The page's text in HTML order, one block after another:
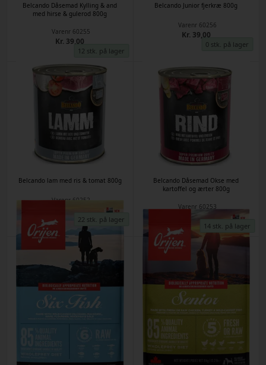
12 stk. på lager
Belcando Dåsemad Kylling & and
med hirse & gulerod 800g
Varenr 60255
Kr. 39,00 0 stk. på lager
Belcando Junior fjerkræ 800g
Varenr 60256
Kr. 39,00
22 stk. på lager
Belcando lam med ris & tomat 800g
Varenr 60252
14 stk. på lager
Belcando Dåsemad Okse med
kartoffel og ærter 800g
Varenr 60253
Orijen dog Senior 6kg